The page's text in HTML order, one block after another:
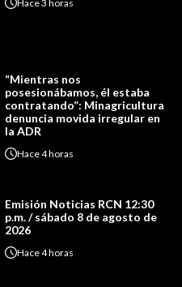
Hace3 horas
“Mientras nos
posesionábamos, él estaba
contratando”: Minagricultura
denuncia movida irregular en
la ADR
Hace4 horas
Emisión Noticias RCN 12:30
p.m. / sábado 8 de agosto de
2026
Hace4 horas